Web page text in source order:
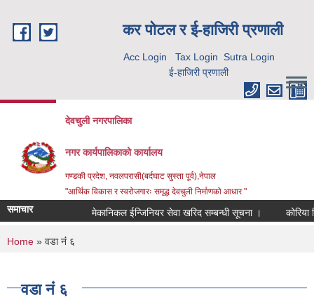
कर पाेटल र ई-हाजिरी प्रणाली
Acc Login Tax Login Sutra Login
ई-हाजिरी प्रणाली
देवचुली नगरपालिका
नगर कार्यपालिकाको कार्यालय
गण्डकी प्रदेश, नवलपरासी(बर्दघाट सुस्ता पूर्व),नेपाल
"आर्थिक विकास र स्वरोजगारः समृद्ध देवचुली निर्माणको आधार "
समाचार मेकानिकल ईन्जिनियर सेवा खरिद सम्बन्धी सूचना । कोरिया
You are here
Home » वडा नंं ६
वडा नंं ६